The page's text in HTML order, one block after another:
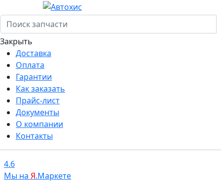
Закрыть
Доставка
Оплата
Гарантии
Как заказать
Прайс-лист
Документы
О компании
Контакты
4.6
Мы на Я.Маркете